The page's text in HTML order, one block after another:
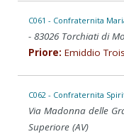
C061 - Confraternita
- 83026 Torchiati di
Priore: Emiddio
C062 - Confraternita
Via Madonna delle
Superiore (AV)